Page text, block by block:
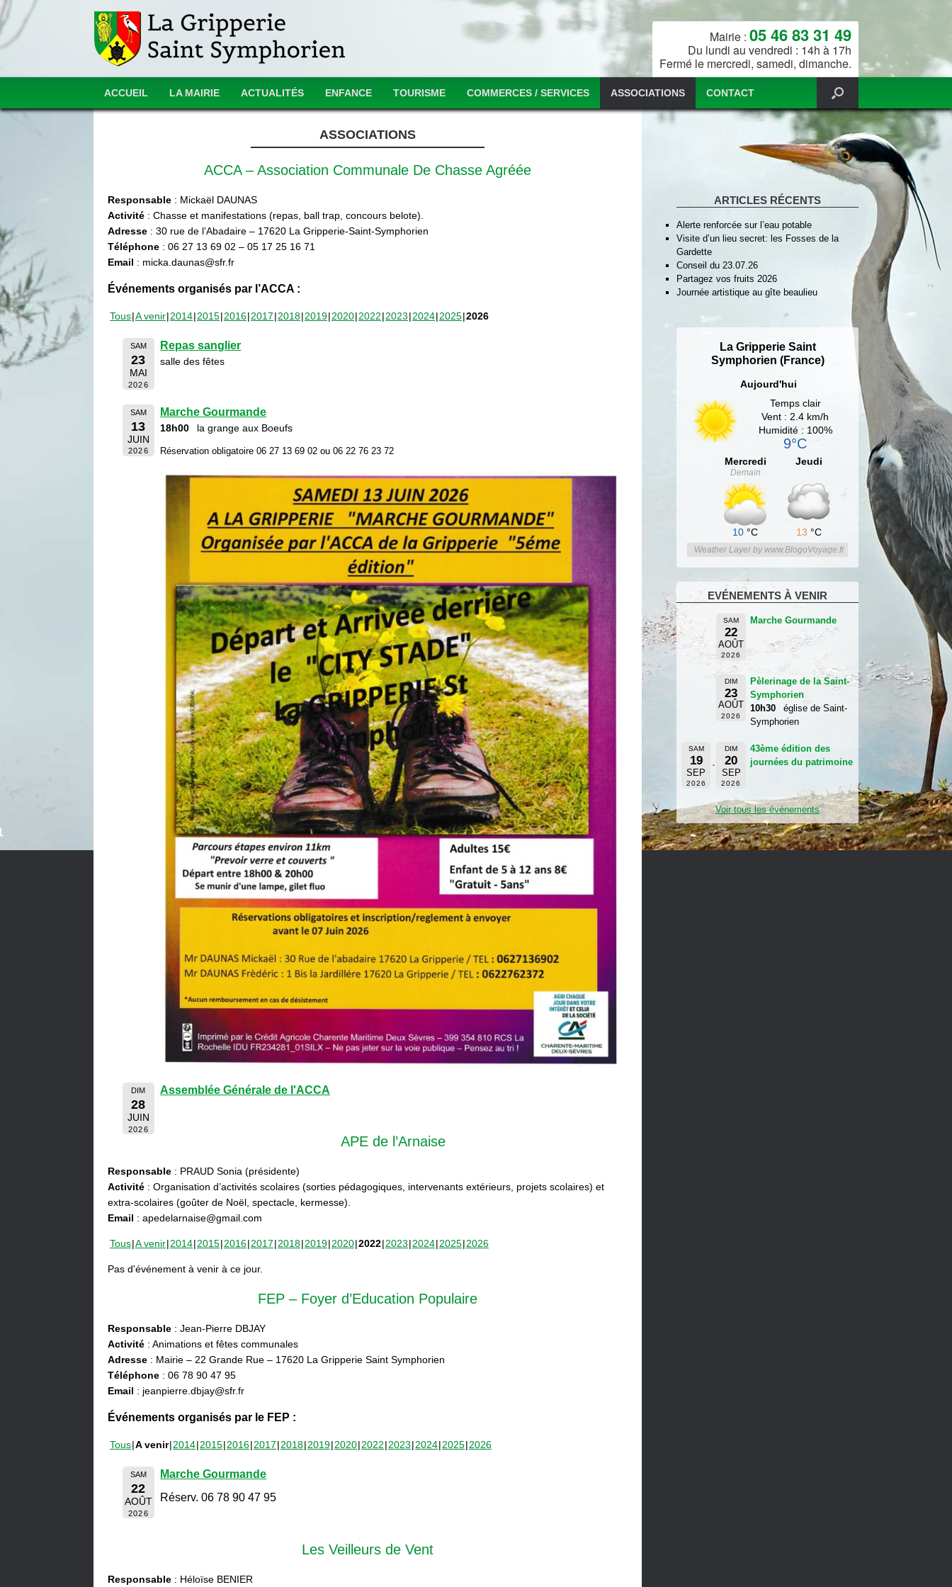
Mairie : 05 46 83 31 49
Du lundi au vendredi : 14h à 17h
Fermé le mercredi, samedi, dimanche.
ACCUEIL LA MAIRIE ACTUALITÉS ENFANCE TOURISME COMMERCES / SERVICES ASSOCIATIONS CONTACT
ASSOCIATIONS
ACCA – Association Communale De Chasse Agréée
Responsable : Mickaël DAUNAS
Activité : Chasse et manifestations (repas, ball trap, concours belote).
Adresse : 30 rue de l’Abadaire – 17620 La Gripperie-Saint-Symphorien
Téléphone : 06 27 13 69 02 – 05 17 25 16 71
Email : micka.daunas@sfr.fr
Événements organisés par l’ACCA :
Tous A venir 2014 2015 2016 2017 2018 2019 2020 2022 2023 2024 2025 2026
SAM
23
MAI
2026
Repas sanglier
salle des fêtes
SAM
13
JUIN
2026
Marche Gourmande
18h00 la grange aux Boeufs
Réservation obligatoire 06 27 13 69 02 ou 06 22 76 23 72
DIM
28
JUIN
2026
Assemblée Générale de l'ACCA
APE de l’Arnaise
Responsable : PRAUD Sonia (présidente)
Activité : Organisation d’activités scolaires (sorties pédagogiques, intervenants extérieurs, projets scolaires) et
extra-scolaires (goûter de Noël, spectacle, kermesse).
Email : apedelarnaise@gmail.com
Tous A venir 2014 2015 2016 2017 2018 2019 2020 2022 2023 2024 2025 2026
Pas d'événement à venir à ce jour.
FEP – Foyer d’Education Populaire
Responsable : Jean-Pierre DBJAY
Activité : Animations et fêtes communales
Adresse : Mairie – 22 Grande Rue – 17620 La Gripperie Saint Symphorien
Téléphone : 06 78 90 47 95
Email : jeanpierre.dbjay@sfr.fr
Événements organisés par le FEP :
Tous A venir 2014 2015 2016 2017 2018 2019 2020 2022 2023 2024 2025 2026
SAM
22
AOÛT
2026
Marche Gourmande
Réserv. 06 78 90 47 95
Les Veilleurs de Vent
Responsable : Héloïse BENIER
ARTICLES RÉCENTS
Alerte renforcée sur l’eau potable
Visite d’un lieu secret: les Fosses de la
Gardette
Conseil du 23.07.26
Partagez vos fruits 2026
Journée artistique au gîte beaulieu
La Gripperie Saint
Symphorien (France)
Aujourd'hui
Temps clair
Vent : 2.4 km/h
Humidité : 100%
9°C
Mercredi
Demain
10 °C
Jeudi
13 °C
Weather Layer by www.BlogoVoyage.fr
EVÉNEMENTS À VENIR
SAM
22
AOÛT
2026
Marche Gourmande
DIM
23
AOÛT
2026
Pèlerinage de la Saint-
Symphorien
10h30
église de Saint-
Symphorien
SAM
19
SEP
2026
DIM
20
SEP
2026
43ème édition des
journées du patrimoine
Voir tous les événements